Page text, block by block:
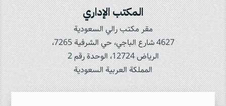
المكتب الإداري
مقر مكتب رالي السعودية
4627 شارع الباجي، حي الشرفية 7265،
الرياض 12724، الوحدة رقم 2
المملكة العربية السعودية